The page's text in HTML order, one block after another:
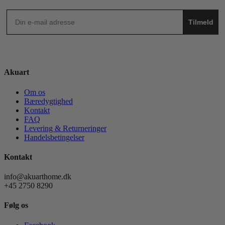
Tilmeld
Akuart
Om os
Bæredygtighed
Kontakt
FAQ
Levering & Returneringer
Handelsbetingelser
Kontakt
info@akuarthome.dk
+45 2750 8290
Følg os